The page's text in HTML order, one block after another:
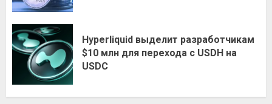
Hyperliquid выделит разработчикам
$10 млн для перехода с USDH на
USDC